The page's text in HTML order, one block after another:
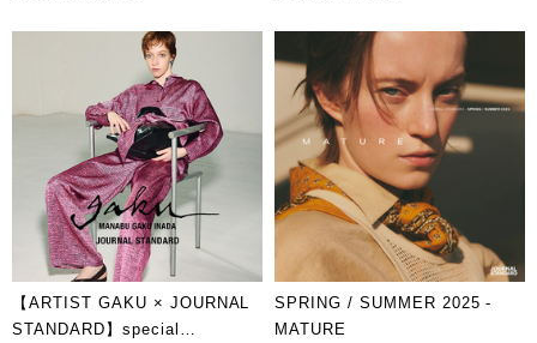
【ARTIST GAKU × JOURNAL
STANDARD】special
SPRING / SUMMER 2025 -
MATURE